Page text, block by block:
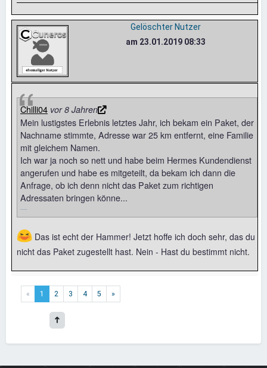
Gelöschter Nutzer
am 23.01.2019 08:33
Chilli04 vor 8 Jahren
Mein lustigstes Erlebnis letztes Jahr, ich bekam ein Paket, der
Nachname stimmte, Adresse war 25 km entfernt, eine Familie
mit gleichem Namen.
Ich war ja noch so nett und habe beim Hermes Kundendienst
angerufen und habe es mitgeteilt, da bekam ich dann die
Anfrage, ob ich denn nicht das Paket zum richtigen
Adressaten bringen könne...
😆 Das ist echt der Hammer! Jetzt hoffe ich doch sehr, das du
nicht das Paket zugestellt hast. Nein - Hast du bestimmt nicht.
« 1 2 3 4 5 »